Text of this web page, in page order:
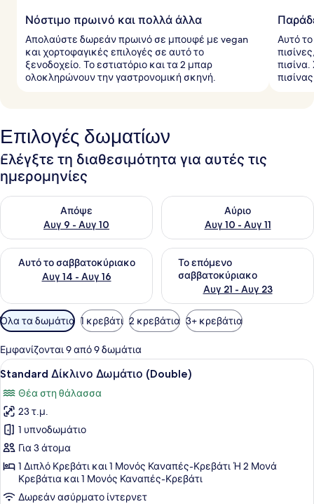
Νόστιμο πρωινό και πολλά άλλα
Απολαύστε δωρεάν πρωινό σε μπουφέ με vegan
και χορτοφαγικές επιλογές σε αυτό το
ξενοδοχείο. Το εστιατόριο και τα 2 μπαρ
ολοκληρώνουν την γαστρονομική σκηνή.
Αυτό
Επιλογές δωματίων
Ελέγξτε τη διαθεσιμότητα για αυτές τις
ημερομηνίες
Απόψε
Αυγ 9 - Αυγ 10
Έλεγχος διαθεσιμότητας για απόψε Αυγ 9 - Αυγ 10
Αύριο
Αυγ 10 - Αυγ 11
Έλεγχος διαθεσιμότητας
Αυτό το σαββατοκύριακο
Αυγ 14 - Αυγ 16
Έλεγχος διαθεσιμότητας για αυτό το σαββατοκύριακο Αυγ
Το επόμενο
σαββατοκύριακο
Αυγ 21 - Αυγ 23
Έλεγχος διαθεσιμότητας
Διαθέσιμα
φίλτρα
για
τα
δωμάτια
Όλα τα δωμάτια 1 κρεβάτι 2 κρεβάτια 3+ κρεβάτια
Εμφανίζονται 9 από 9 δωμάτια
Προβολή
όλων
των
φωτογραφιών
για
Standard
Δίκλινο
Δωμάτιο
(Double)
Ένα υπνοδωμάτιο με ένα κρεβάτι,
6
Standard Δίκλινο Δωμάτιο (Double)
Θέα στη θάλασσα
23 τ.μ.
1 υπνοδωμάτιο
Για 3 άτομα
1 Διπλό Κρεβάτι και 1 Μονός Καναπές-Κρεβάτι Ή 2 Μονά
Κρεβάτια και 1 Μονός Καναπές-Κρεβάτι
Δωρεάν ασύρματο ίντερνετ